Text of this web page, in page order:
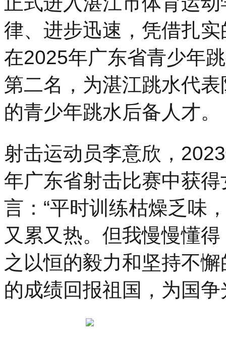
律、进步迅速，凭借扎
在2025年广东省青少年
第二名，为湛江跳水代
的青少年跳水后备人才。
射击运动员李意欣，
年广东省射击比赛中获
言：“平时训练枯燥乏味
又累又热。但我慢慢懂
之以恒的毅力和坚持不
的成绩回报祖国，为国争